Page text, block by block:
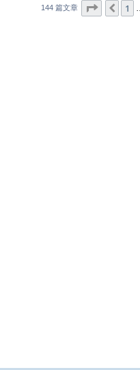
144 篇文章 第6 頁 (
上一
1